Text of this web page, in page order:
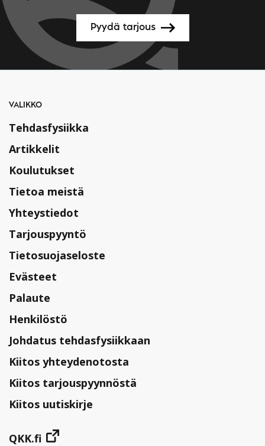
Pyydä tarjous
VALIKKO
Tehdasfysiikka
Artikkelit
Koulutukset
Tietoa meistä
Yhteystiedot
Tarjouspyyntö
Tietosuojaseloste
Evästeet
Palaute
Henkilöstö
Johdatus tehdasfysiikkaan
Kiitos yhteydenotosta
Kiitos tarjouspyynnöstä
Kiitos uutiskirje
QKK.fi